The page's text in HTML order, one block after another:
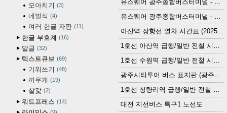
모아치기 3
네벌식 4
여러 한글 자판 11
한글 부호계 16
말글 32
텍스트큐브 69
기워쓰기 48
끼우개 19
살갗 2
워드프레스 14
아산역 장항선 열차 시간표 (2025.12.30 기준) (무궁화호, ITX-마음, 새마을호, 서해금빛열차)
대전 지선버스 특구1 노선도